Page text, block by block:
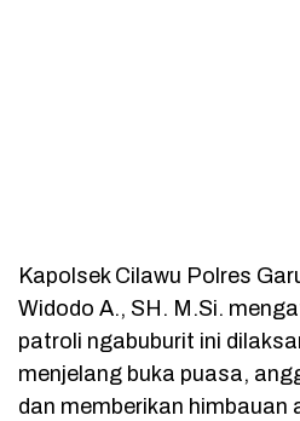
Kapolsek Cilawu Polres
Widodo A., SH. M.Si.
patroli ngabuburit ini
menjelang buka puasa,
dan memberikan himbauan